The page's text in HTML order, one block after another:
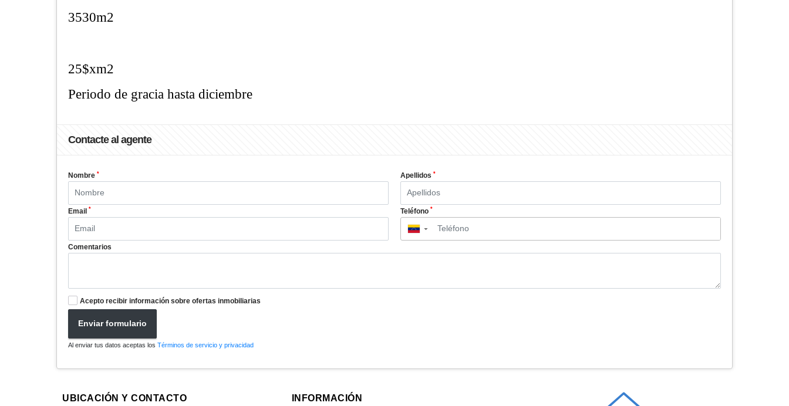
3530m2
25$xm2
Periodo de gracia hasta diciembre
Contacte al agente
Nombre * Apellidos *
Email * Teléfono *
▼
Comentarios
Acepto recibir información sobre ofertas inmobiliarias
Enviar formulario
Al enviar tus datos aceptas los Términos de servicio y privacidad
UBICACIÓN Y CONTACTO INFORMACIÓN